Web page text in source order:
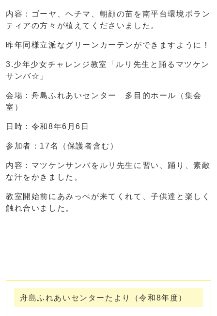
内容：ゴーヤ、ヘチマ、朝顔の苗を南平台環境ボラン
ティアの方々が植えてくださいました。
昨年同様立派なグリーンカーテンができますように！
3.少年少女チャレンジ教室「ルリ先生と踊るマツケン
サンバ☆」
会場：舟島ふれあいセンター 多目的ホール（集会
室）
日時：令和8年6月6日
参加者：17名（保護者含む）
内容：マツケンサンバをルリ先生に習い、踊り、素敵
な汗をかきました。
教室開始前にあみっぺが来てくれて、子供達と楽しく
触れ合いました。
舟島ふれあいセンターたより（令和8年度）